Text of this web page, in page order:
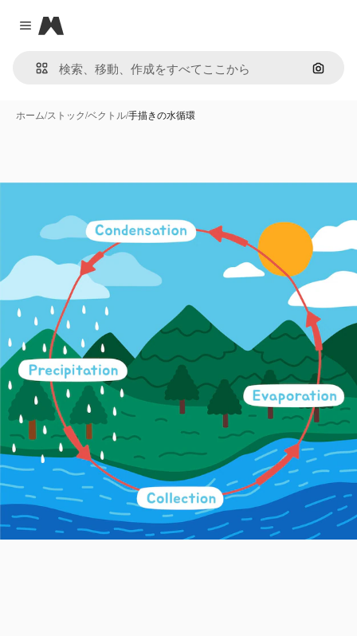
Close menu
Magnific
画像で
ホーム/ストック/ベクトル/手描きの水循環